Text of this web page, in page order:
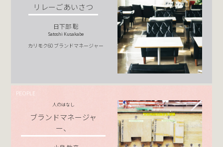
リレーごあいさつ
日下部 聡
Satoshi Kusakabe
カリモク60 ブランドマネージャー
PEOPLE
人のはなし
ブランドマネージャ
ー、